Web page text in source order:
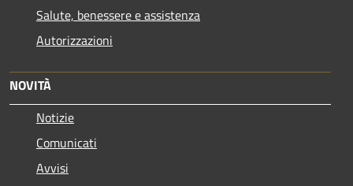
Salute, benessere e assistenza
Autorizzazioni
NOVITÀ
Notizie
Comunicati
Avvisi